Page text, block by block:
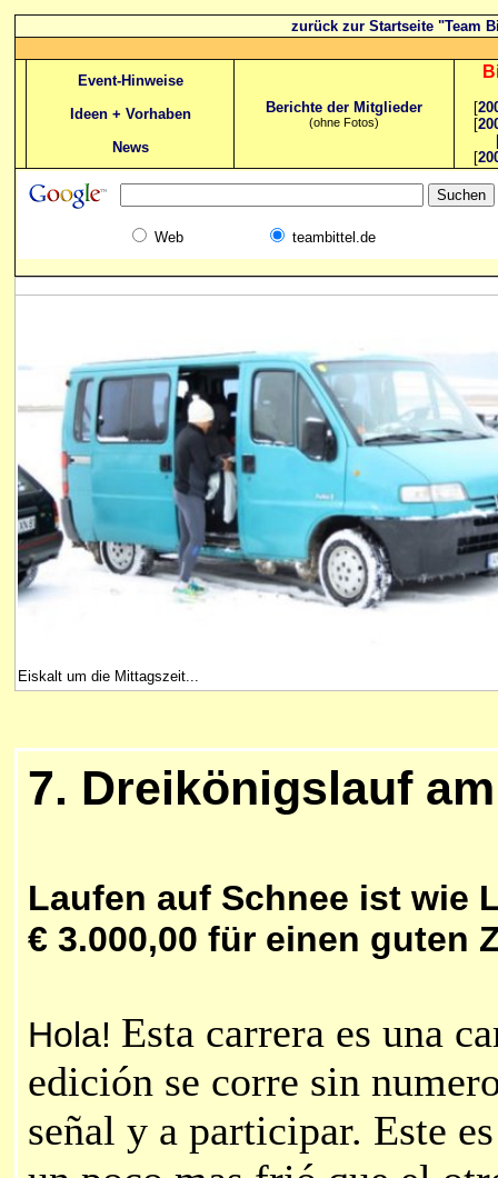
zurück zur Startseite "Team
Event-Hinweise
Ideen + Vorhaben
News
Berichte der Mitglieder
(ohne Fotos)
[
[
[
Web teambittel.de
Eiskalt um die Mittagszeit...
7. Dreikönigslauf
Laufen auf Schnee ist wie
€ 3.000,00 für einen guten
Hola! Esta carrera es una
edición se corre sin
señal y a participar. Este